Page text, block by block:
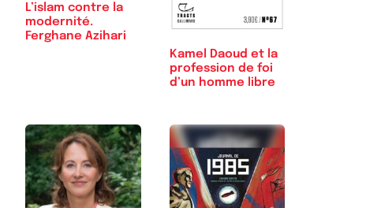
L’islam contre la
modernité.
Ferghane Azihari
Kamel Daoud et la
profession de foi
d’un homme libre